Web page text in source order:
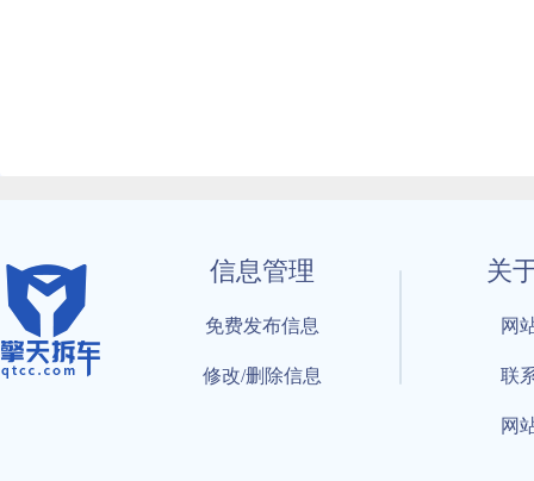
信息管理
免费发布信息
修改/删除信息
关
网
联
网